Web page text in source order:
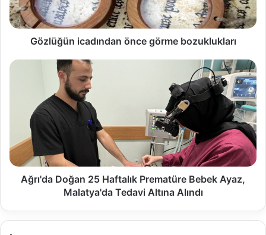
Gözlüğün icadından önce görme bozuklukları
Ağrı'da Doğan 25 Haftalık Prematüre Bebek Ayaz,
Malatya'da Tedavi Altına Alındı